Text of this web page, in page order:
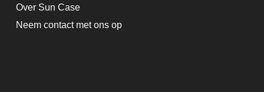
Over Sun Case
Neem contact met ons op